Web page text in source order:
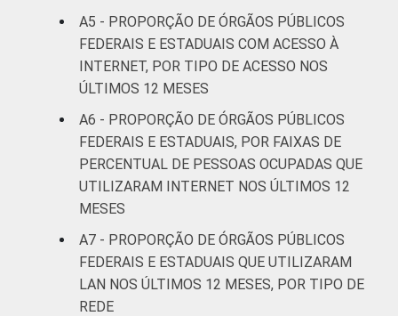
A5 - PROPORÇÃO DE ÓRGÃOS PÚBLICOS
FEDERAIS E ESTADUAIS COM ACESSO À
INTERNET, POR TIPO DE ACESSO NOS
ÚLTIMOS 12 MESES
A6 - PROPORÇÃO DE ÓRGÃOS PÚBLICOS
FEDERAIS E ESTADUAIS, POR FAIXAS DE
PERCENTUAL DE PESSOAS OCUPADAS QUE
UTILIZARAM INTERNET NOS ÚLTIMOS 12
MESES
A7 - PROPORÇÃO DE ÓRGÃOS PÚBLICOS
FEDERAIS E ESTADUAIS QUE UTILIZARAM
LAN NOS ÚLTIMOS 12 MESES, POR TIPO DE
REDE